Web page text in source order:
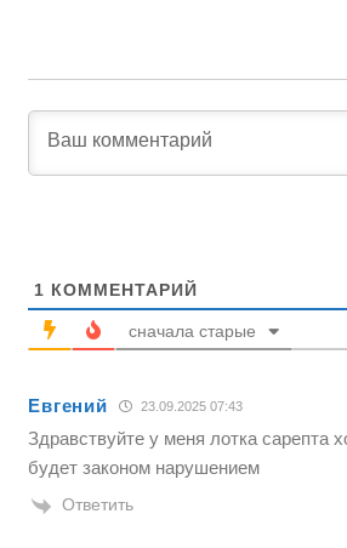
1 КОММЕНТАРИЙ
сначала старые
Евгений 23.09.2025 07:43
Здравствуйте у меня лотка сарепта
будет законом нарушением
Ответить